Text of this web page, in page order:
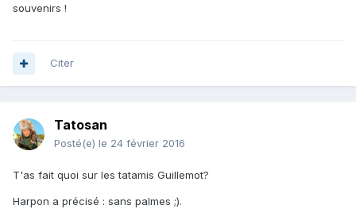
souvenirs !
Citer
Tatosan
Posté(e) le 24 février 2016
T'as fait quoi sur les tatamis Guillemot?
Harpon a précisé : sans palmes ;).